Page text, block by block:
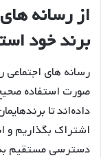
از رسانه
برند خود
رسانه های اجتماعی
صورت استفاده
داده‌اند تا
اشتراک بگذاریم و
دسترسی مستقیم به